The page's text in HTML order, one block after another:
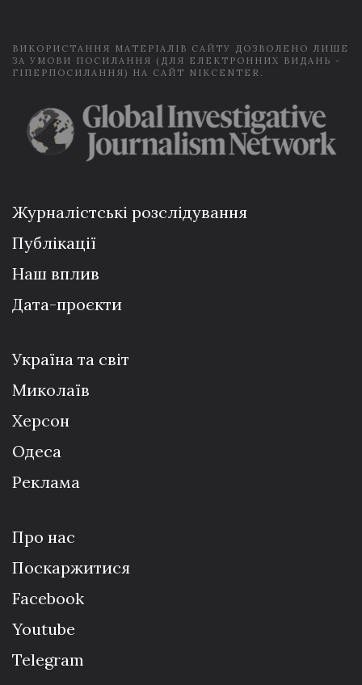
ВИКОРИСТАННЯ МАТЕРІАЛІВ САЙТУ ДОЗВОЛЕНО ЛИШЕ
ЗА УМОВИ ПОСИЛАННЯ (ДЛЯ ЕЛЕКТРОННИХ ВИДАНЬ -
ГІПЕРПОСИЛАННЯ) НА САЙТ NIKCENTER.
Журналістські розслідування
Публікації
Наш вплив
Дата-проєкти
Україна та світ
Миколаїв
Херсон
Одеса
Реклама
Про нас
Поскаржитися
Facebook
Youtube
Telegram